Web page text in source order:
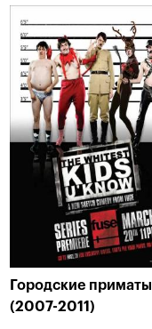
Городские приматы
(2007-2011)